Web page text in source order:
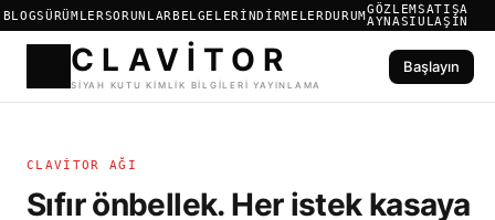
BLOGSÜRÜMLERSORUNLARBELGELER İNDIRMELERDURUMGÖZLEM
AYNASI
SATIŞA
ULAŞIN
Başlayın
CLAVITOR AĞI
Sıfır önbellek. Her istek kasaya